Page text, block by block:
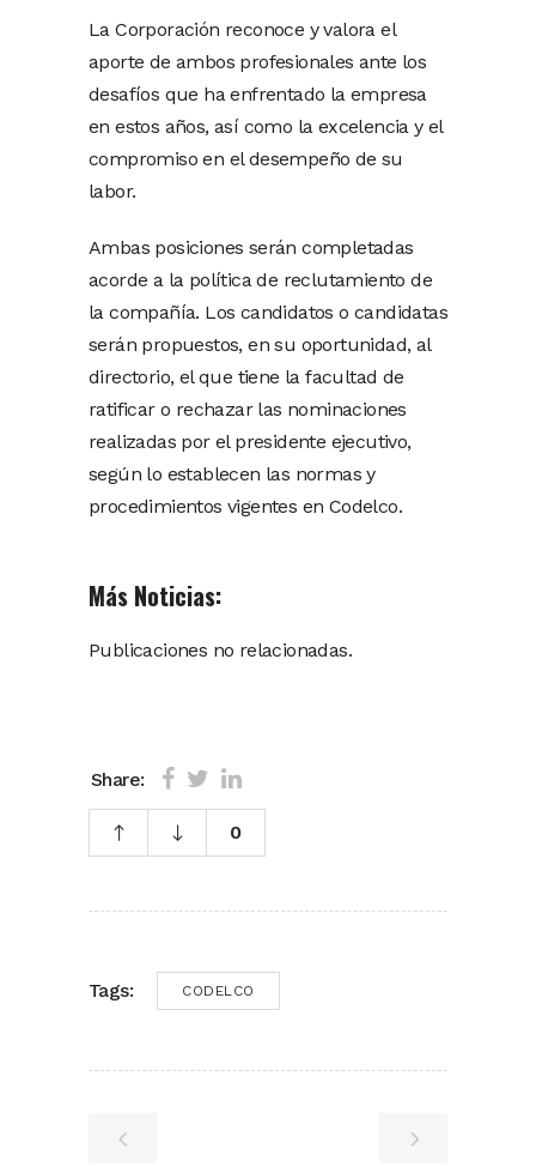
La Corporación reconoce y valora el
aporte de ambos profesionales ante los
desafíos que ha enfrentado la empresa
en estos años, así como la excelencia y el
compromiso en el desempeño de su
labor.
Ambas posiciones serán completadas
acorde a la política de reclutamiento de
la compañía. Los candidatos o candidatas
serán propuestos, en su oportunidad, al
directorio, el que tiene la facultad de
ratificar o rechazar las nominaciones
realizadas por el presidente ejecutivo,
según lo establecen las normas y
procedimientos vigentes en Codelco.
Más Noticias:
Publicaciones no relacionadas.
Share:
0
Tags: CODELCO